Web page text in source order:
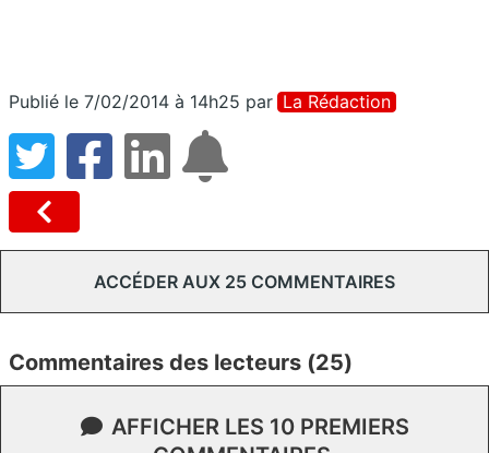
Publié le 7/02/2014 à 14h25 par La Rédaction
ACCÉDER AUX 25 COMMENTAIRES
Commentaires des lecteurs (25)
AFFICHER LES 10 PREMIERS